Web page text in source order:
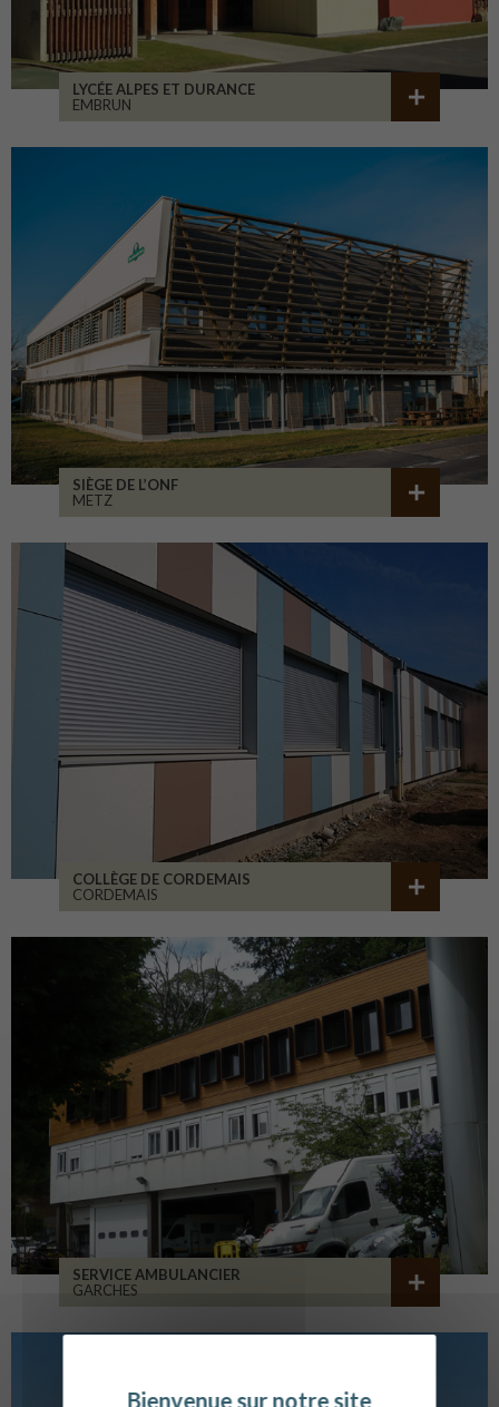
LYCÉE ALPES ET DURANCE
EMBRUN
SIÈGE DE L’ONF
METZ
COLLÈGE DE CORDEMAIS
CORDEMAIS
SERVICE AMBULANCIER
GARCHES